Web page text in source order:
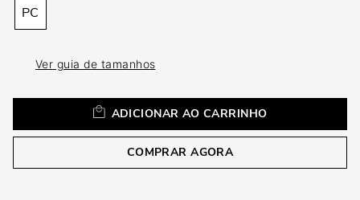
PC
Ver guia de tamanhos
ADICIONAR AO CARRINHO
COMPRAR AGORA